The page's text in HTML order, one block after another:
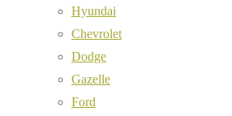
Hyundai
Chevrolet
Dodge
Gazelle
Ford